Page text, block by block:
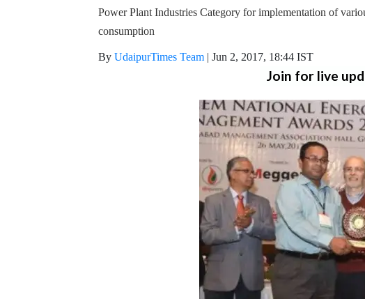
Power Plant Industries Category for implementation of
consumption
By UdaipurTimes Team | Jun 2, 2017, 18:44 IST
Join for live